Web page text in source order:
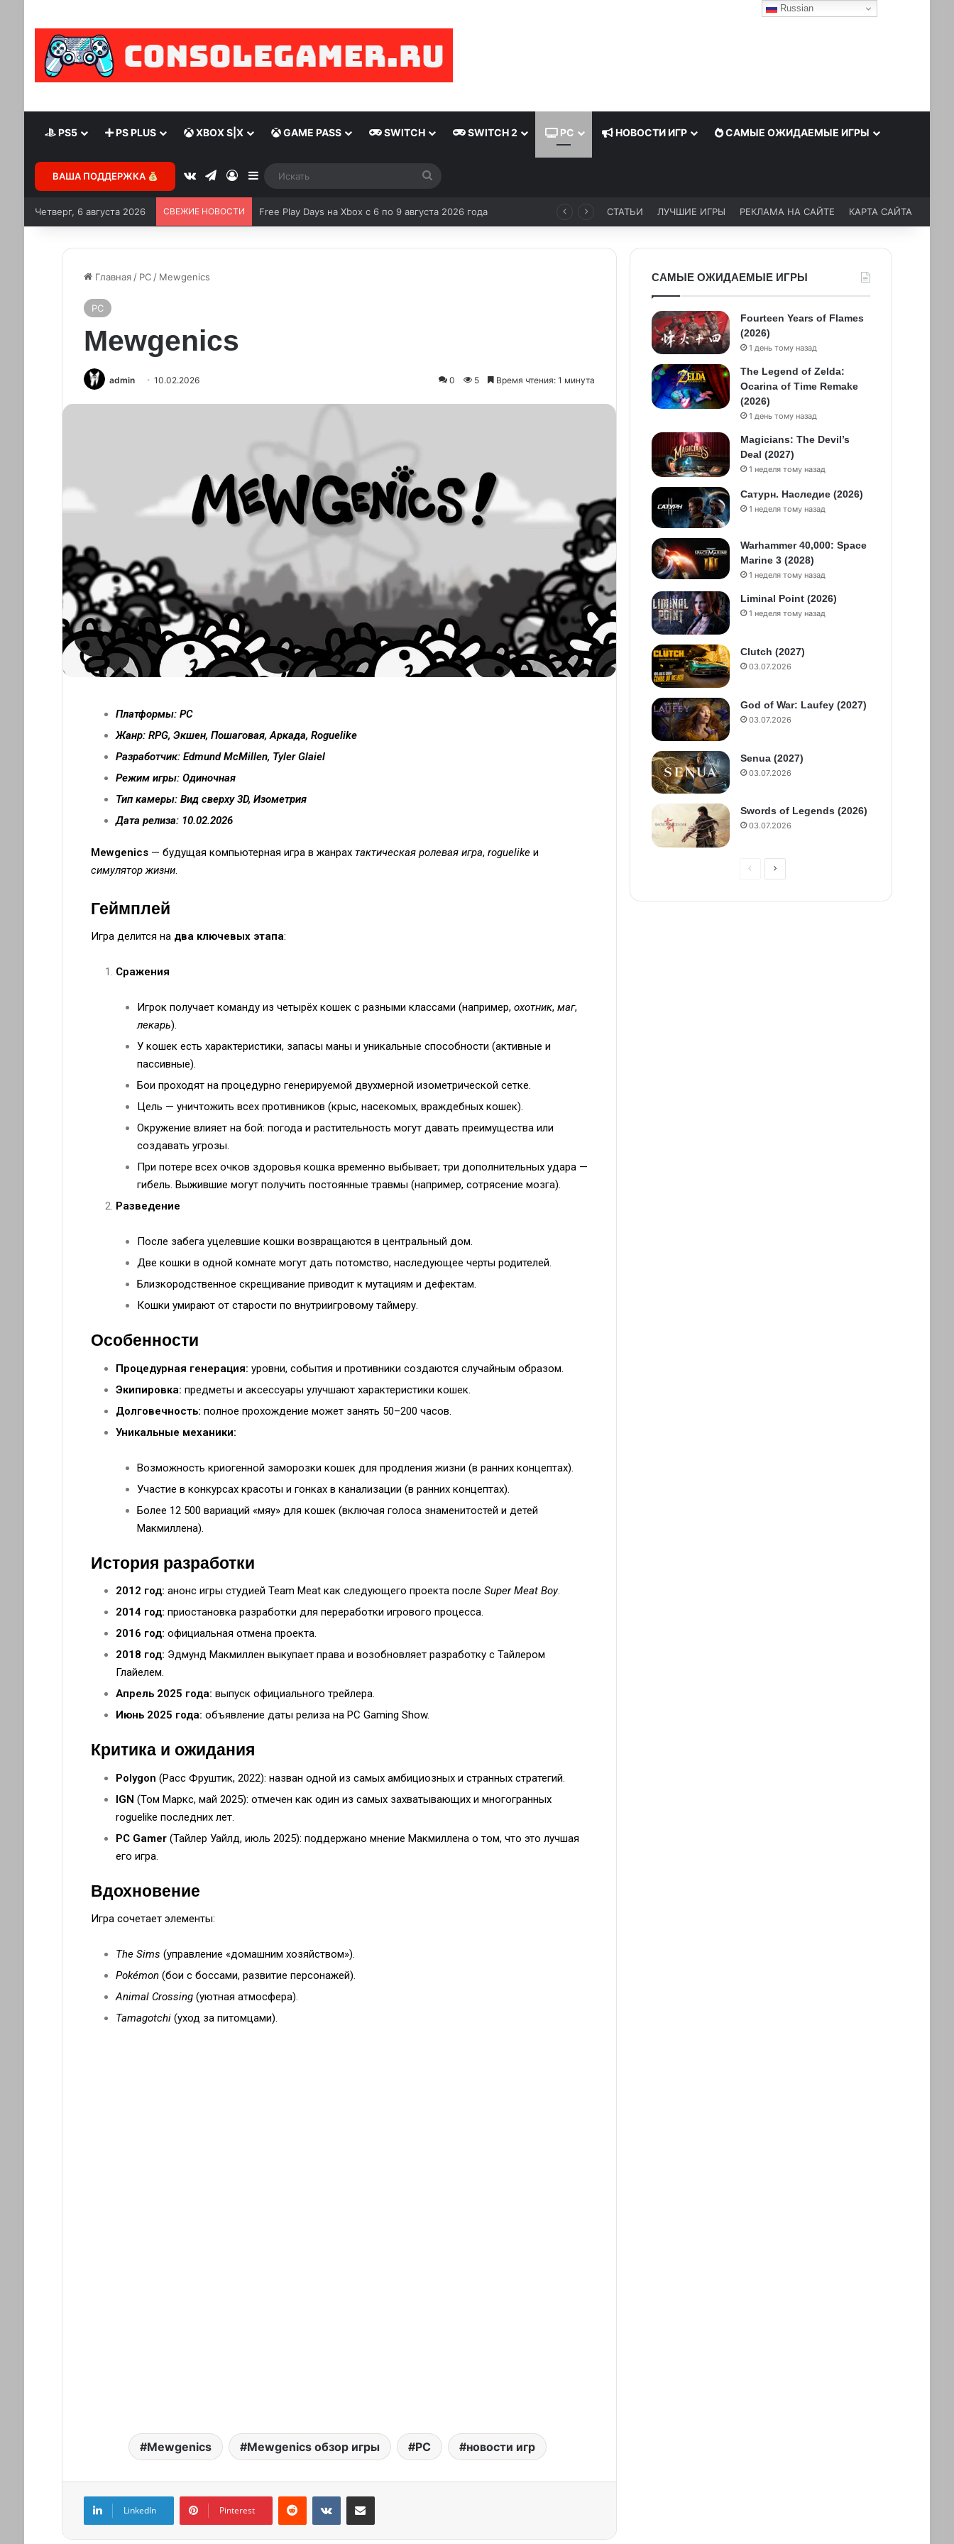
PS5 PS PLUS XBOX S|X GAME PASS SWITCH SWITCH 2 PC НОВОСТИ ИГР САМЫЕ ОЖИДАЕМЫЕ ИГРЫ
ВАША ПОДДЕРЖКА
Четверг, 6 августа 2026 СВЕЖИЕ НОВОСТИ Free Play Days на Xbox с 6 по 9 августа 2026 года СТАТЬИ ЛУЧШИЕ ИГРЫ РЕКЛАМА НА САЙТЕ КАРТА САЙТА
Главная / PC / Mewgenics
PC
Mewgenics
admin 10.02.2026 0 5 Время чтения: 1 минута
Платформы: PC
Жанр: RPG, Экшен, Пошаговая, Аркада, Roguelike
Разработчик: Edmund McMillen, Tyler Glaiel
Режим игры: Одиночная
Тип камеры: Вид сверху 3D, Изометрия
Дата релиза: 10.02.2026
Mewgenics— будущая компьютерная игра в жанрах тактическая ролевая игра, roguelikeи
симулятор жизни.
Геймплей
Игра делится на два ключевых этапа:
Сражения
Игрок получает команду из четырёх кошек с разными классами (например, охотник, маг,
лекарь).
У кошек есть характеристики, запасы маны и уникальные способности (активные и
пассивные).
Бои проходят на процедурно генерируемой двухмерной изометрической сетке.
Цель — уничтожить всех противников (крыс, насекомых, враждебных кошек).
Окружение влияет на бой: погода и растительность могут давать преимущества или
создавать угрозы.
При потере всех очков здоровья кошка временно выбывает; три дополнительных удара —
гибель. Выжившие могут получить постоянные травмы (например, сотрясение мозга).
Разведение
После забега уцелевшие кошки возвращаются в центральный дом.
Две кошки в одной комнате могут дать потомство, наследующее черты родителей.
Близкородственное скрещивание приводит к мутациям и дефектам.
Кошки умирают от старости по внутриигровому таймеру.
Особенности
Процедурная генерация: уровни, события и противники создаются случайным образом.
Экипировка: предметы и аксессуары улучшают характеристики кошек.
Долговечность: полное прохождение может занять 50–200 часов.
Уникальные механики:
Возможность криогенной заморозки кошек для продления жизни (в ранних концептах).
Участие в конкурсах красоты и гонках в канализации (в ранних концептах).
Более 12 500 вариаций «мяу» для кошек (включая голоса знаменитостей и детей
Макмиллена).
История разработки
2012 год: анонс игры студией Team Meat как следующего проекта после Super Meat Boy.
2014 год: приостановка разработки для переработки игрового процесса.
2016 год: официальная отмена проекта.
2018 год: Эдмунд Макмиллен выкупает права и возобновляет разработку с Тайлером
Глайелем.
Апрель 2025 года: выпуск официального трейлера.
Июнь 2025 года: объявление даты релиза на PC Gaming Show.
Критика и ожидания
Polygon (Расс Фруштик, 2022): назван одной из самых амбициозных и странных стратегий.
IGN (Том Маркс, май 2025): отмечен как один из самых захватывающих и многогранных
roguelike последних лет.
PC Gamer(Тайлер Уайлд, июль 2025): поддержано мнение Макмиллена о том, что это лучшая
его игра.
Вдохновение
Игра сочетает элементы:
The Sims (управление «домашним хозяйством»).
Pokémon(бои с боссами, развитие персонажей).
Animal Crossing(уютная атмосфера).
Tamagotchi(уход за питомцами).
Mewgenics Mewgenics обзор игры PC новости игр
LinkedIn Pinterest
САМЫЕ ОЖИДАЕМЫЕ ИГРЫ
Fourteen Years of Flames
(2026)
1 день тому назад
The Legend of Zelda:
Ocarina of Time Remake
(2026)
1 день тому назад
Magicians: The Devil’s
Deal (2027)
1 неделя тому назад
Сатурн. Наследие (2026)
1 неделя тому назад
Warhammer 40,000: Space
Marine 3 (2028)
1 неделя тому назад
Liminal Point (2026)
1 неделя тому назад
Clutch (2027)
03.07.2026
God of War: Laufey (2027)
03.07.2026
Senua (2027)
03.07.2026
Swords of Legends (2026)
03.07.2026
Russian